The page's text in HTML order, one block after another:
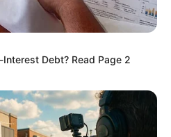
Sobrino de Eduardo Capetillo
NO SABE si su mamá se
su1cidó: “hay tantas
Agosto 06, 2026
FAMOSOS